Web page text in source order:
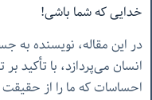
خدایی که شما باشی!
در این مقاله، نویسنده
انسان می‌پردازد، با تأکید
احساسات که ما را از